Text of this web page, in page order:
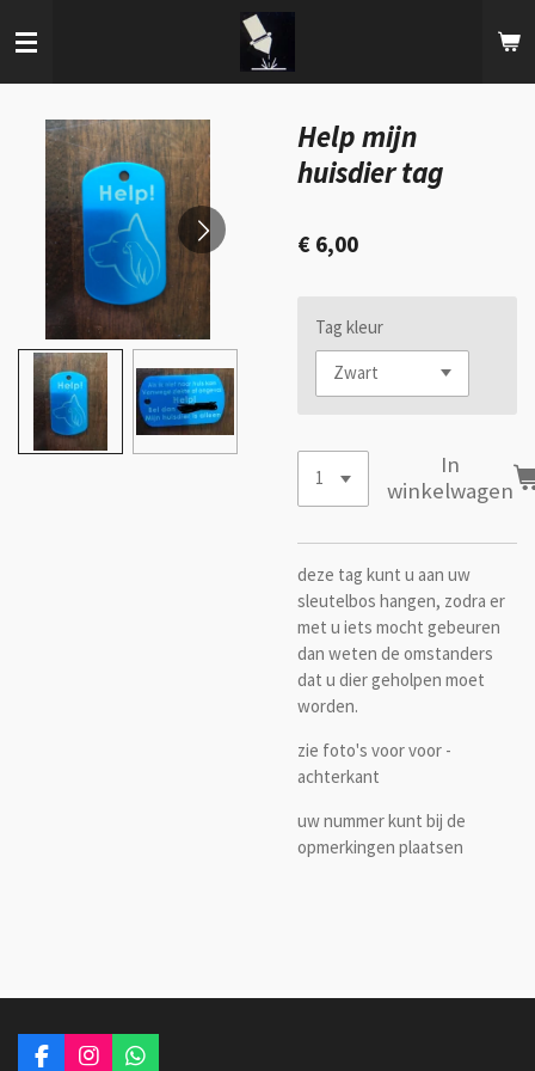
direct
hoofdinhoud
Help mijn
huisdier tag
€ 6,00
Tag kleur
In
winkelwagen
deze tag kunt u aan uw
sleutelbos hangen, zodra er
met u iets mocht gebeuren
dan weten de omstanders
dat u dier geholpen moet
worden.
zie foto's voor voor -
achterkant
uw nummer kunt bij de
opmerkingen plaatsen
F I W